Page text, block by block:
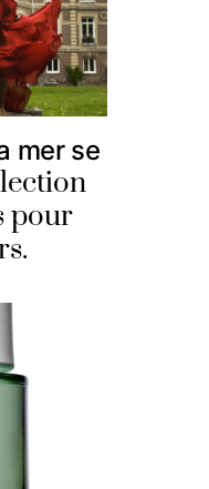
mer se
pour